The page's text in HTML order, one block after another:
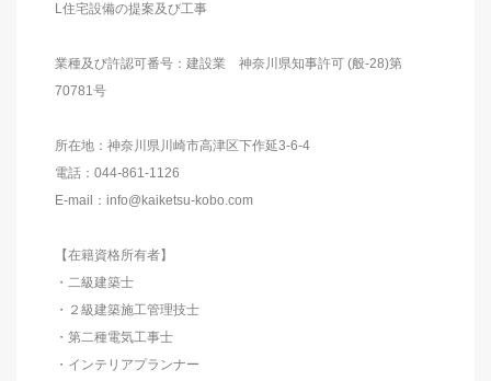
L住宅設備の提案及び工事
業種及び許認可番号：建設業 神奈川県知事許可 (般-28)第
70781号
所在地：神奈川県川崎市高津区下作延3-6-4
電話：044-861-1126
E-mail：info@kaiketsu-kobo.com
【在籍資格所有者】
・二級建築士
・２級建築施工管理技士
・第二種電気工事士
・インテリアプランナー